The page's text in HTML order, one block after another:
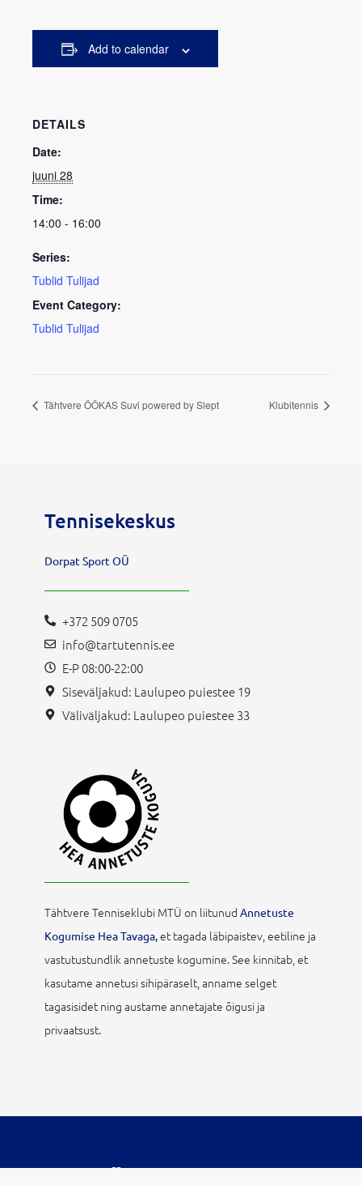
Add to calendar
DETAILS
Date:
juuni 28
Time:
14:00 - 16:00
Series:
Tublid Tulijad
Event Category:
Tublid Tulijad
Tähtvere ÖÖKAS Suvi powered by Slept Klubitennis
Tennisekeskus
Dorpat Sport OÜ
+372 509 0705
info@tartutennis.ee
E-P 08:00-22:00
Siseväljakud: Laulupeo puiestee 19
Väliväljakud: Laulupeo puiestee 33
Tähtvere Tenniseklubi MTÜ on liitunud Annetuste
Kogumise Hea Tavaga,et tagada läbipaistev, eetiline ja
vastutustundlik annetuste kogumine. See kinnitab, et
kasutame annetusi sihipäraselt, anname selget
tagasisidet ning austame annetajate õigusi ja
privaatsust.
veebi disainis vestmint